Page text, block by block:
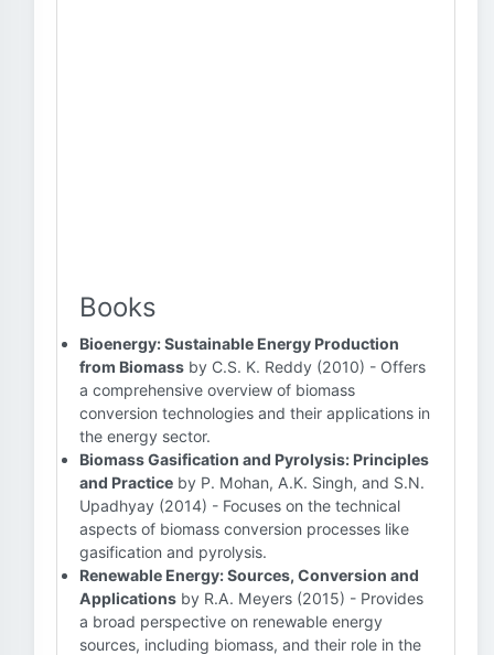
Books
Bioenergy: Sustainable Energy Production
from Biomass by C.S. K. Reddy (2010) - Offers
a comprehensive overview of biomass
conversion technologies and their applications in
the energy sector.
Biomass Gasification and Pyrolysis: Principles
and Practice by P. Mohan, A.K. Singh, and S.N.
Upadhyay (2014) - Focuses on the technical
aspects of biomass conversion processes like
gasification and pyrolysis.
Renewable Energy: Sources, Conversion and
Applications by R.A. Meyers (2015) - Provides
a broad perspective on renewable energy
sources, including biomass, and their role in the